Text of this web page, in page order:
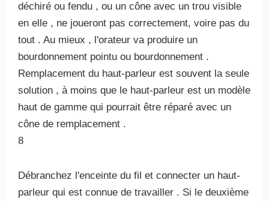
déchiré ou fendu , ou un cône avec un trou visible
en elle , ne joueront pas correctement, voire pas du
tout . Au mieux , l'orateur va produire un
bourdonnement pointu ou bourdonnement .
Remplacement du haut-parleur est souvent la seule
solution , à moins que le haut-parleur est un modèle
haut de gamme qui pourrait être réparé avec un
cône de remplacement .
8
Débranchez l'enceinte du fil et connecter un haut-
parleur qui est connue de travailler . Si le deuxième